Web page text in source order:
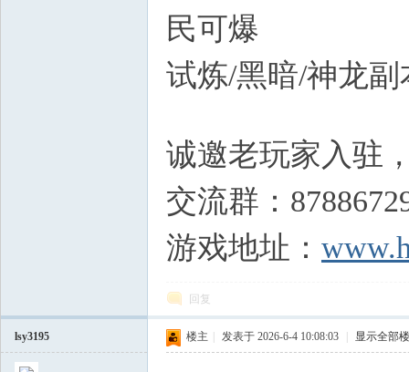
民可爆
试炼/黑暗/神龙
诚邀老玩家入驻
交流群：
游戏地址：
回复
lsy3195 楼主 发表于 2026-6-4 10:08:03 显示全部